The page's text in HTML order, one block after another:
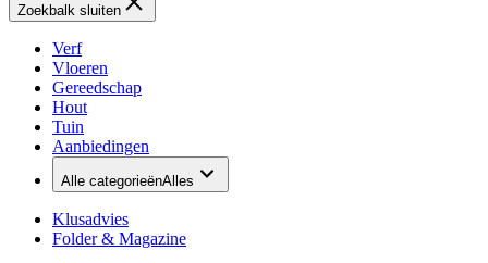
Zoekbalk sluiten
Verf
Vloeren
Gereedschap
Hout
Tuin
Aanbiedingen
Alle categorieënAlles
Klusadvies
Folder & Magazine